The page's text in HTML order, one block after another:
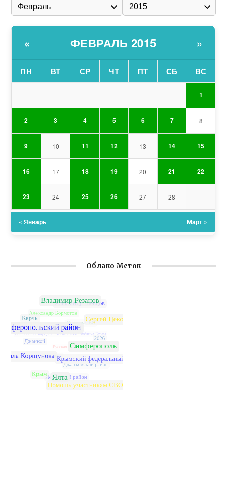
« ФЕВРАЛЬ 2015 »
ПН ВТ СР ЧТ ПТ СБ ВС
1
2 3 4 5 6 7 8
9 10 11 12 13 14 15
16 17 18 19 20 21 22
23 24 25 26 27 28
« Январь Март »
Облако Меток